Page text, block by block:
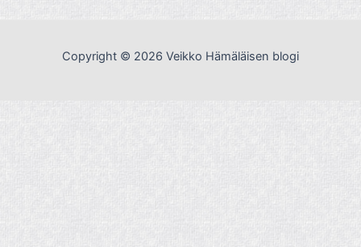
Copyright © 2026 Veikko Hämäläisen blogi